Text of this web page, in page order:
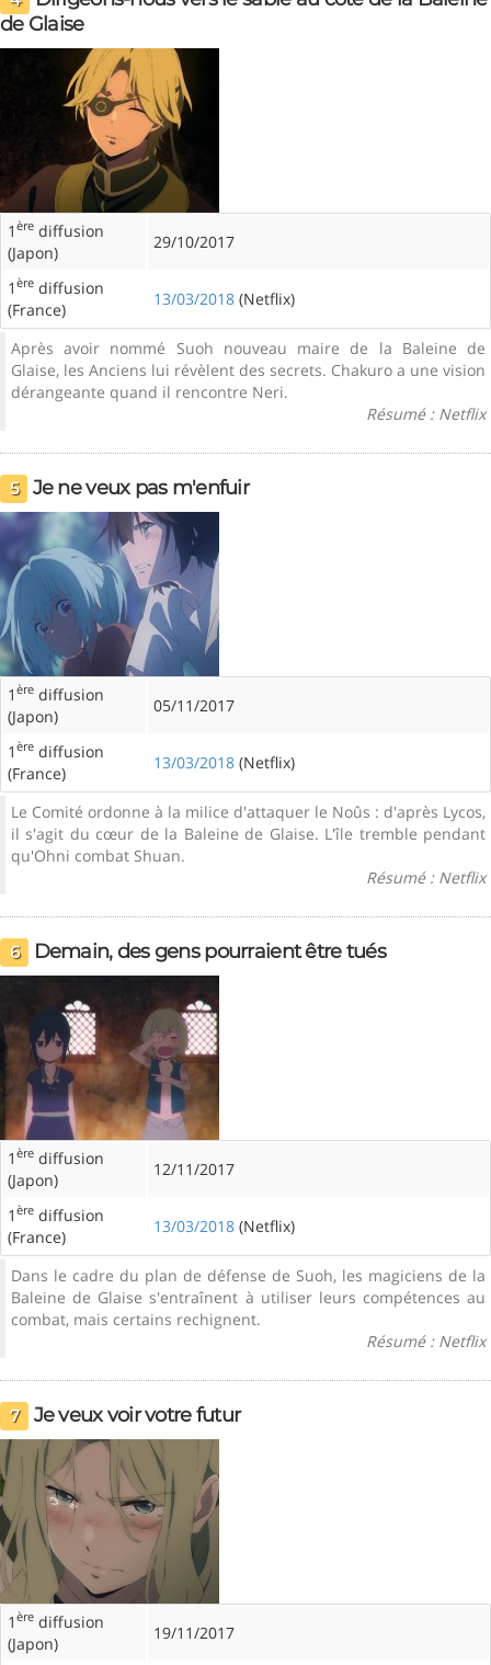
de Glaise
1 ère diffusion
(Japon)
29/10/2017
1 ère diffusion
(France)
13/03/2018 (Netflix)
Après avoir nommé Suoh nouveau maire de la Baleine de
Glaise, les Anciens lui révèlent des secrets. Chakuro a une vision
dérangeante quand il rencontre Neri.
Résumé : Netflix
5 Je ne veux pas m'enfuir
1 ère diffusion
(Japon)
05/11/2017
1 ère diffusion
(France)
13/03/2018 (Netflix)
Le Comité ordonne à la milice d'attaquer le Noûs : d'après Lycos,
il s'agit du cœur de la Baleine de Glaise. L'île tremble pendant
qu'Ohni combat Shuan.
Résumé : Netflix
6 Demain, des gens pourraient être tués
1 ère diffusion
(Japon)
12/11/2017
1 ère diffusion
(France)
13/03/2018 (Netflix)
Dans le cadre du plan de défense de Suoh, les magiciens de la
Baleine de Glaise s'entraînent à utiliser leurs compétences au
combat, mais certains rechignent.
Résumé : Netflix
7 Je veux voir votre futur
1 ère diffusion
(Japon)
19/11/2017